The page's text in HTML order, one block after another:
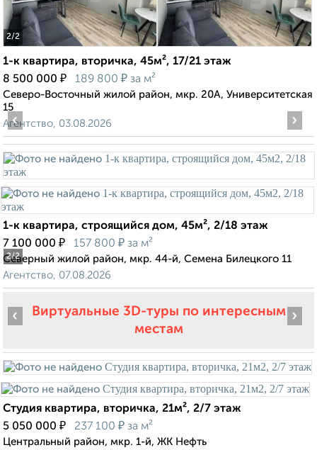
2/2
1-к квартира, вторичка, 45м², 17/21 этаж
8 500 000 ₽ 189 800 ₽ за м²
Северо-Восточный жилой район, мкр. 20А, Университетская
15
Агентство, 03.08.2026
2/2
‹ ›
1-к квартира, строящийся дом, 45м², 2/18 этаж
7 100 000 ₽ 157 800 ₽ за м²
Северный жилой район, мкр. 44-й, Семена Билецкого 11
Агентство, 07.08.2026
Виртуальные 3D-туры по интересным
местам
‹ ›
Студия квартира, вторичка, 21м², 2/7 этаж
5 050 000 ₽ 237 100 ₽ за м²
Центральный район, мкр. 1-й, ЖК Нефть